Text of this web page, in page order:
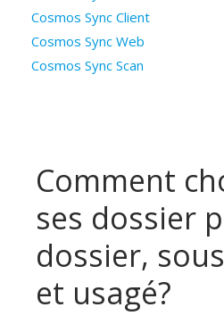
Connexion
Cosmos Sync Client
Cosmos Sync Web
Cosmos Sync Scan
Comment
ses dossier
dossier,
et usagé?